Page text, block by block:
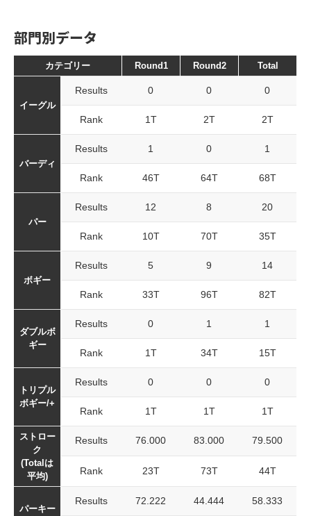
部門別データ
カテゴリー Round1 Round2 Total
イーグル
Results 0 0 0
Rank 1T 2T 2T
バーディ
Results 1 0 1
Rank 46T 64T 68T
パー
Results 12 8 20
Rank 10T 70T 35T
ボギー
Results 5 9 14
Rank 33T 96T 82T
ダブルボ
ギー
Results 0 1 1
Rank 1T 34T 15T
トリプル
ボギー/+
Results 0 0 0
Rank 1T 1T 1T
ストロー
ク
(Totalは
平均)
Results 76.000 83.000 79.500
Rank 23T 73T 44T
パーキー
Results 72.222 44.444 58.333